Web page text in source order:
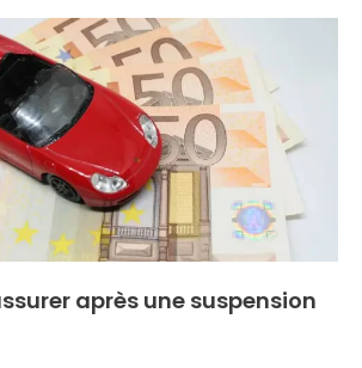
après une suspension